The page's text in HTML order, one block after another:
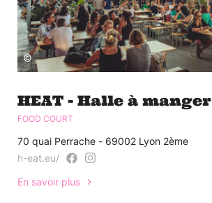
©
HEAT - Halle à manger
FOOD COURT
70 quai Perrache - 69002 Lyon 2ème
h-eat.eu/
En savoir plus